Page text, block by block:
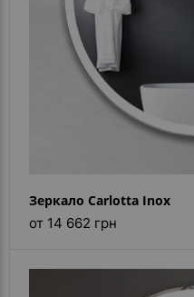
Зеркало Carlotta Inox
от 14 662 грн